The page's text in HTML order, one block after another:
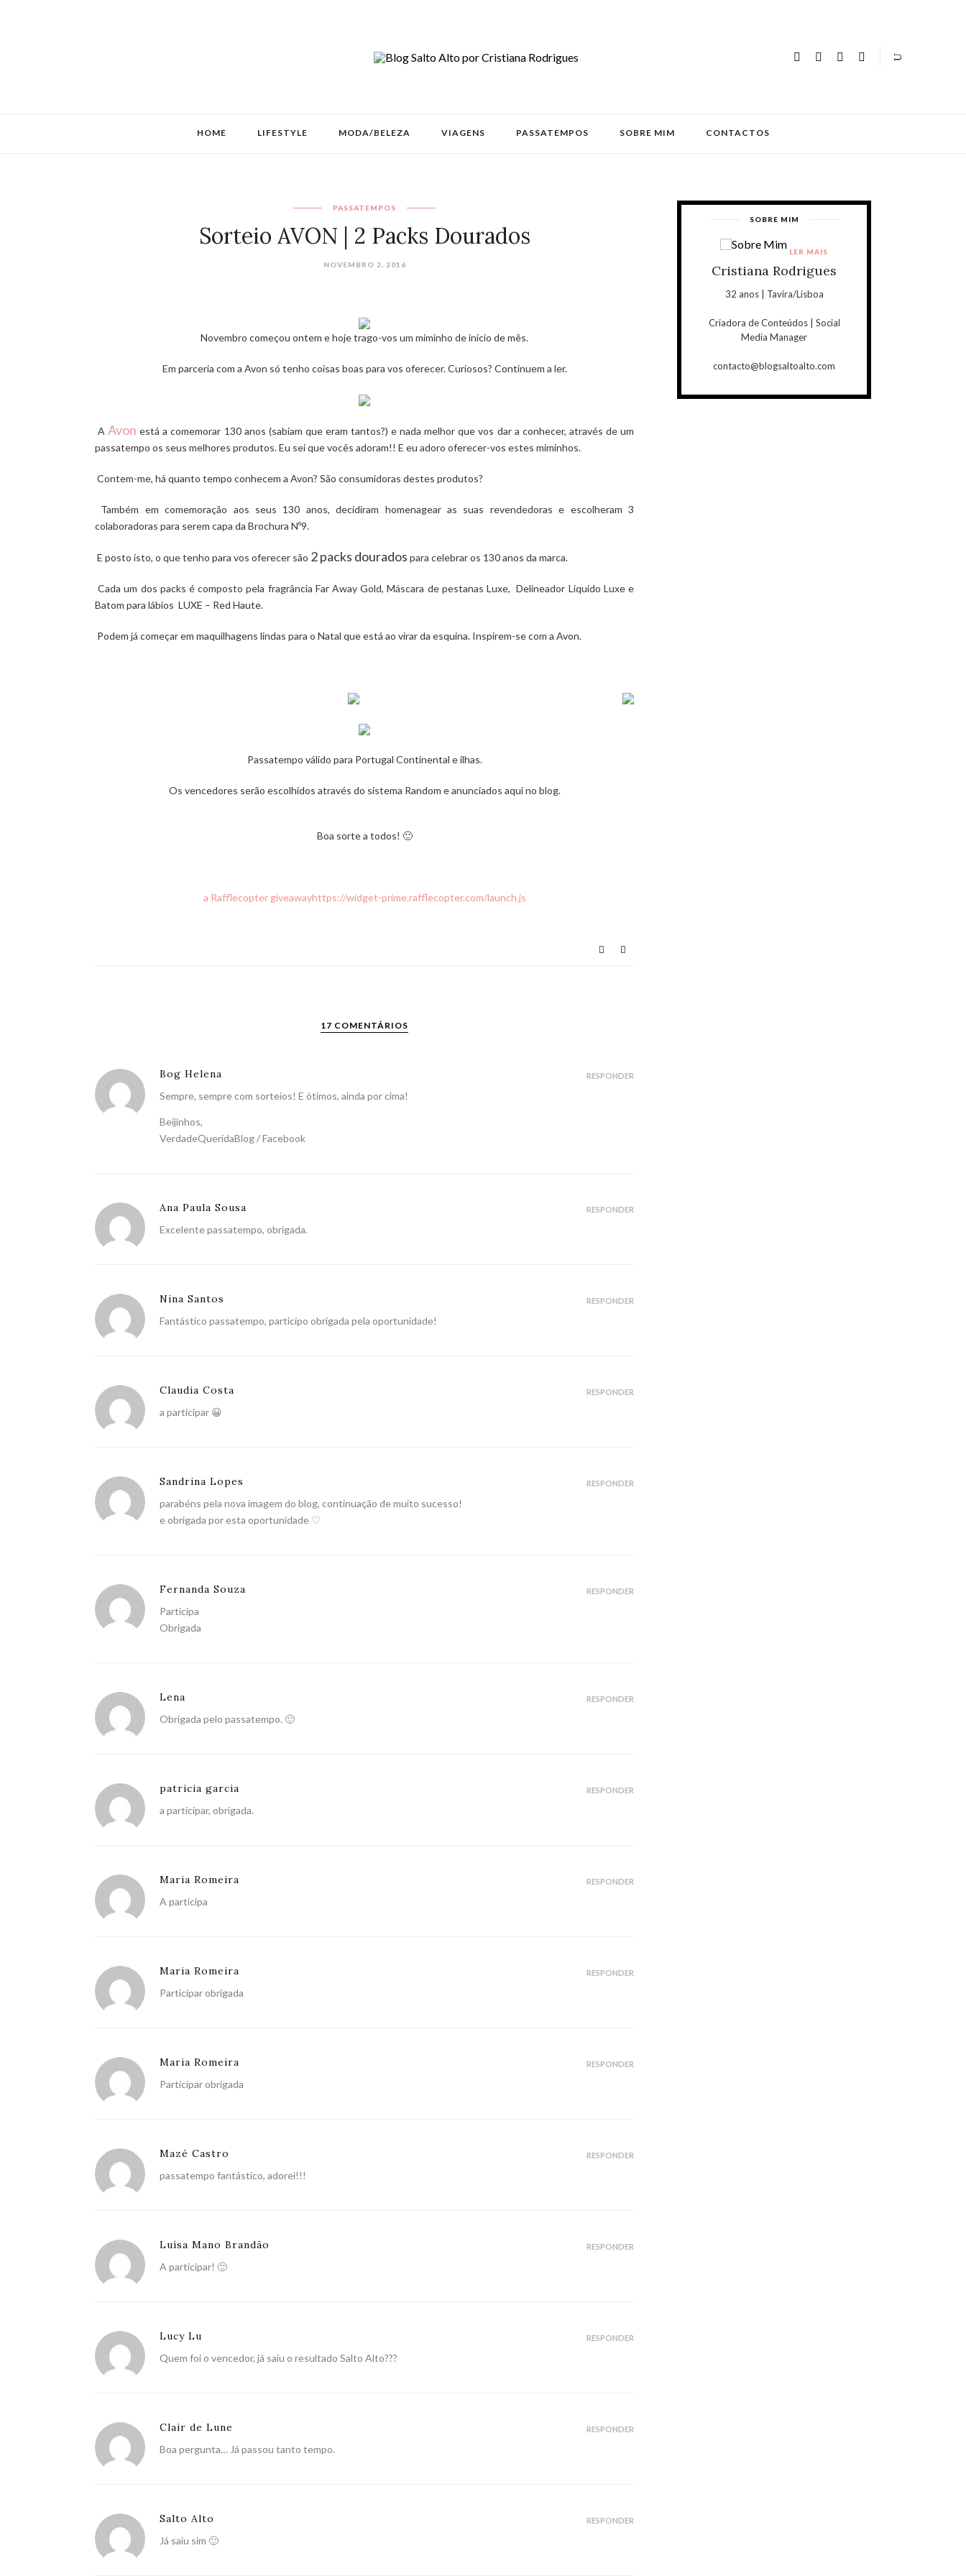
HOME LIFESTYLE MODA/BELEZA VIAGENS PASSATEMPOS SOBRE MIM CONTACTOS
PASSATEMPOS
Sorteio AVON | 2 Packs Dourados
NOVEMBRO 2, 2016
Novembro começou ontem e hoje trago-vos um miminho de início de mês.
Em parceria com a Avon só tenho coisas boas para vos oferecer. Curiosos? Continuem a ler.
AAvon está a comemorar 130 anos (sabiam que eram tantos?) e nada melhor que vos dar a conhecer, através de um
passatempo os seus melhores produtos. Eu sei que vocês adoram!! E eu adoro oferecer-vos estes miminhos.
Contem-me, há quanto tempo conhecem a Avon? São consumidoras destes produtos?
Também em comemoração aos seus 130 anos, decidiram homenagear as suas revendedoras e escolheram 3
colaboradoras para serem capa da Brochura Nº9.
E posto isto, o que tenho para vos oferecer são 2 packs dourados para celebrar os 130 anos da marca.
Cada um dos packs é composto pela fragrância Far Away Gold,Máscara de pestanas Luxe,Delineador Liquido Luxee
Batom para lábios LUXE – Red Haute.
Podem já começar em maquilhagens lindas para o Natal que está ao virar da esquina. Inspirem-se com a Avon.
Passatempo válido para Portugal Continental e ilhas.
Os vencedores serão escolhidos através do sistema Random e anunciados aqui no blog.
Boa sorte a todos! 🙂
a Rafflecopter giveawayhttps://widget-prime.rafflecopter.com/launch.js
17 COMENTÁRIOS
Bog Helena
Sempre, sempre com sorteios! E ótimos, ainda por cima!
Beijinhos,
VerdadeQueridaBlog /Facebook
RESPONDER
Ana Paula Sousa
Excelente passatempo, obrigada.
RESPONDER
Nina Santos
Fantástico passatempo, participo obrigada pela oportunidade!
RESPONDER
Claudia Costa
a participar 😀
RESPONDER
Sandrina Lopes
parabéns pela nova imagem do blog, continuação de muito sucesso!
e obrigada por esta oportunidade ♡
RESPONDER
Fernanda Souza
Participa
Obrigada
RESPONDER
Lena
Obrigada pelo passatempo. 🙂
RESPONDER
patricia garcia
a participar, obrigada.
RESPONDER
Maria Romeira
A participa
RESPONDER
Maria Romeira
Participar obrigada
RESPONDER
Maria Romeira
Participar obrigada
RESPONDER
Mazé Castro
passatempo fantástico, adorei!!!
RESPONDER
Luísa Mano Brandão
A participar! 🙂
RESPONDER
Lucy Lu
Quem foi o vencedor, já saiu o resultado Salto Alto???
RESPONDER
Clair de Lune
Boa pergunta… Já passou tanto tempo.
RESPONDER
Salto Alto
Já saiu sim 🙂
RESPONDER
SOBRE MIM
Cristiana Rodrigues
32 anos | Tavira/Lisboa
Criadora de Conteúdos | Social
Media Manager
contacto@blogsaltoalto.com
LER MAIS